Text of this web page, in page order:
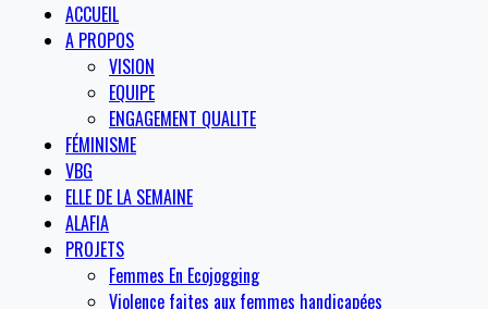
ACCUEIL
A PROPOS
VISION
EQUIPE
ENGAGEMENT QUALITE
FÉMINISME
VBG
ELLE DE LA SEMAINE
ALAFIA
PROJETS
Femmes En Ecojogging
Violence faites aux femmes handicapées